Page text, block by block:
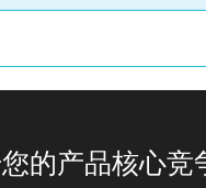
的产品核心竞